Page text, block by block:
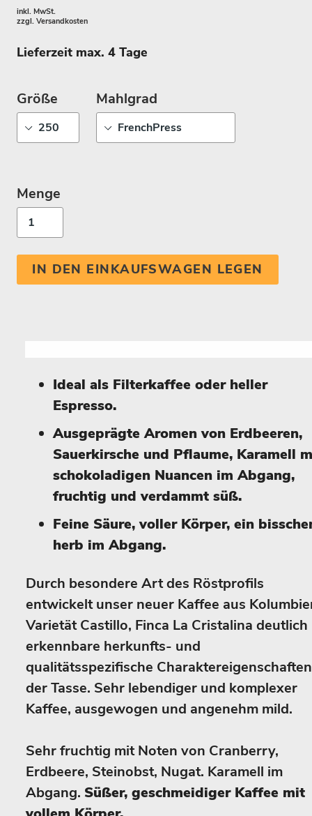
inkl. MwSt.
zzgl. Versandkosten
Lieferzeit max. 4 Tage
Größe Mahlgrad
Menge
IN DEN EINKAUFSWAGEN LEGEN
Ideal als Filterkaffee oder heller
Espresso.
Ausgeprägte Aromen von Erdbeeren,
Sauerkirsche und Pflaume, Karamell
schokoladigen Nuancen im Abgang,
fruchtig und verdammt süß.
Feine Säure, voller Körper, ein
herb im Abgang.
Durch besondere Art des Röstprofils
entwickelt unser neuer Kaffee aus
Varietät Castillo, Finca La Cristalina deutlich
erkennbare herkunfts- und
qualitätsspezifische
der Tasse. Sehr lebendiger und komplexer
Kaffee, ausgewogen und angenehm mild.
Sehr fruchtig mit Noten von Cranberry,
Erdbeere, Steinobst, Nugat. Karamell im
Abgang. Süßer, geschmeidiger Kaffee mit